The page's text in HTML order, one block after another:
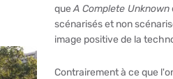
queA Complete Unknown
scénarisés et non
image positive de la
Contrairement à ce que